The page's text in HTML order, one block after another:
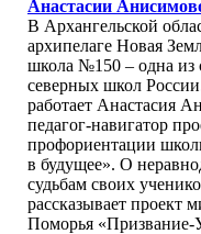
Анастасии
В Архангельской
архипелаге Новая
школа №150 – одна из
северных школ
работает Анастасия
педагог-навигатор
профориентации
в будущее». О
судьбам своих
рассказывает проект
Поморья «Призвание-